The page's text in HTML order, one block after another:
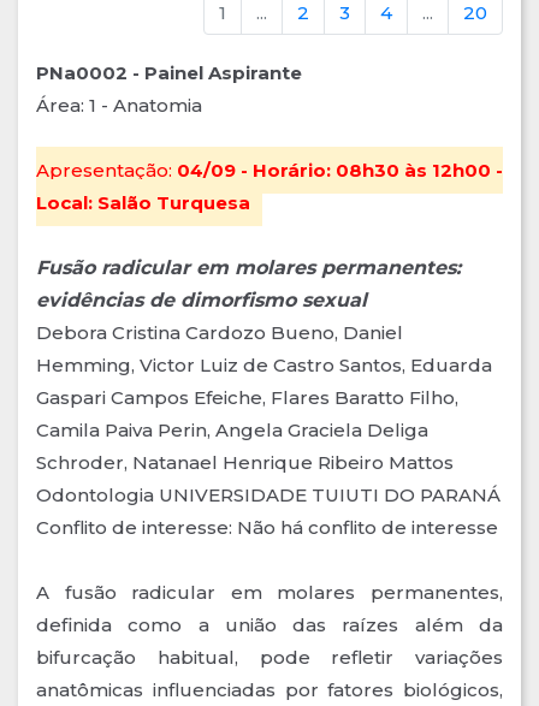
1
... 2 3 4 ... 20
PNa0002 - Painel Aspirante
Área: 1 - Anatomia
Apresentação: 04/09 - Horário: 08h30 às 12h00 -
Local: Salão Turquesa
Fusão radicular em molares permanentes:
evidências de dimorfismo sexual
Debora Cristina Cardozo Bueno, Daniel
Hemming, Victor Luiz de Castro Santos, Eduarda
Gaspari Campos Efeiche, Flares Baratto Filho,
Camila Paiva Perin, Angela Graciela Deliga
Schroder, Natanael Henrique Ribeiro Mattos
Odontologia UNIVERSIDADE TUIUTI DO PARANÁ
Conflito de interesse: Não há conflito de interesse
A fusão radicular em molares permanentes,
definida como a união das raízes além da
bifurcação habitual, pode refletir variações
anatômicas influenciadas por fatores biológicos,